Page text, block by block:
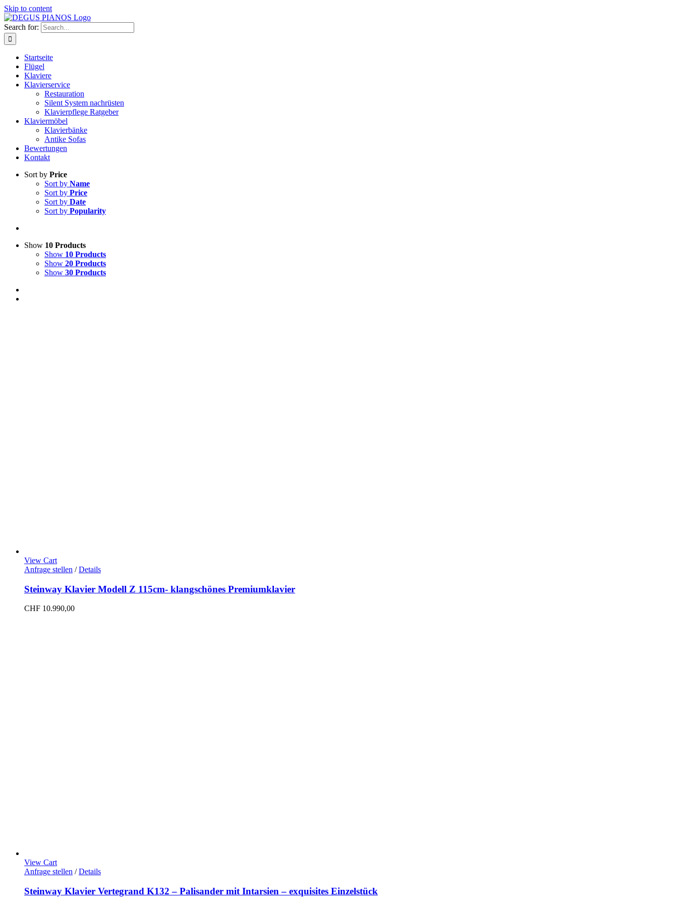
Skip to content
Search for:
Startseite
Flügel
Klaviere
Klavierservice
Restauration
Silent System nachrüsten
Klavierpflege Ratgeber
Klaviermöbel
Klavierbänke
Antike Sofas
Bewertungen
Kontakt
Sort by Price
Sort by Name
Sort by Price
Sort by Date
Sort by Popularity
Show 10 Products
Show 10 Products
Show 20 Products
Show 30 Products
View Cart
Anfrage stellen / Details
Steinway Klavier Modell Z 115cm- klangschönes Premiumklavier
CHF 10.990,00
View Cart
Anfrage stellen / Details
Steinway Klavier Vertegrand K132 – Palisander mit Intarsien – exquisites Einzelstück